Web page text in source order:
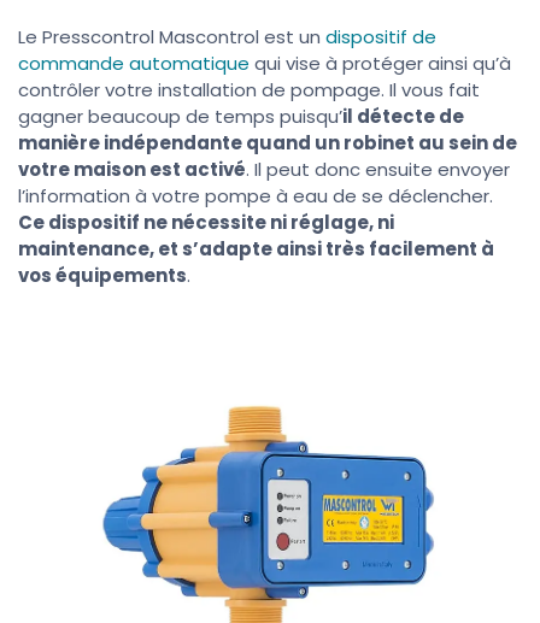
Le Presscontrol Mascontrol est un dispositif de
commande automatique qui vise à protéger ainsi qu’à
contrôler votre installation de pompage. Il vous fait
gagner beaucoup de temps puisqu’il détecte de
manière indépendante quand un robinet au sein de
votre maison est activé. Il peut donc ensuite envoyer
l’information à votre pompe à eau de se déclencher.
Ce dispositif ne nécessite ni réglage, ni
maintenance, et s’adapte ainsi très facilement à
vos équipements.